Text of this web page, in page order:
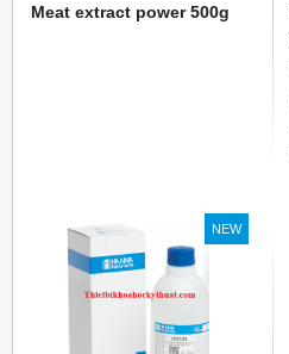
Meat extract power 500g
NEW